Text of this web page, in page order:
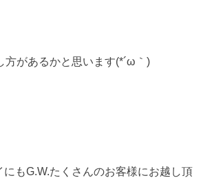
方があるかと思います(*´ω｀)
もG.W.たくさんのお客様にお越し頂